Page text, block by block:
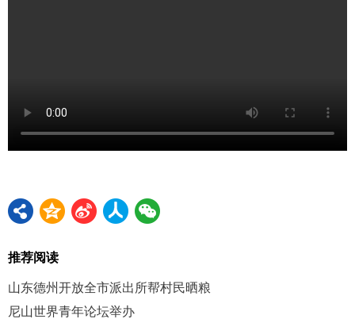
推荐阅读
山东德州开放全市派出所帮村民晒粮
尼山世界青年论坛举办